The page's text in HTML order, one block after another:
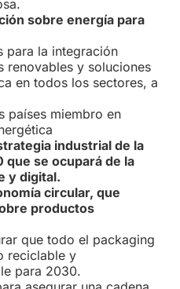
sobre energía para
para la integración
renovables y soluciones
en todos los sectores, a
países miembro en
industrial de la
que se ocupará de la
y digital.
circular, que
productos
que todo el packaging
reciclable y
para 2030.